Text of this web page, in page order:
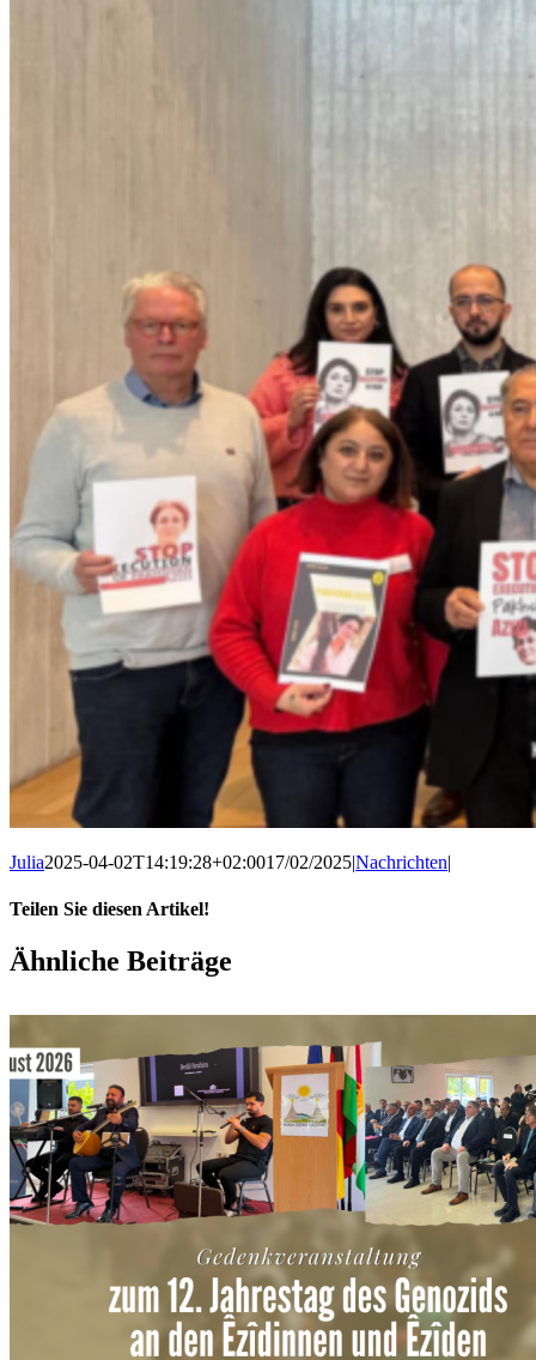
Julia2025-04-02T14:19:28+02:0017/02/2025|Nachrichten|
Teilen Sie diesen Artikel!
Facebook
X
WhatsApp
Pinterest
E-
Mail
Ähnliche Beiträge